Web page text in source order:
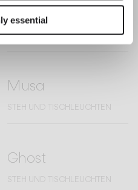
essential
Pin
STEH UND TISCHLEUCHTEN
Musa
STEH UND TISCHLEUCHTEN
Ghost
STEH UND TISCHLEUCHTEN